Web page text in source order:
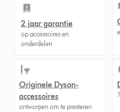
2 jaar garantie
op accessoires en
onderdelen
Originele Dyson-
accessoires
ontworpen om te presteren